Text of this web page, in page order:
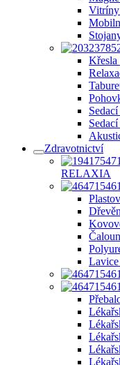
Křesla
Zdravotnictví
RELAXIA
Lavice